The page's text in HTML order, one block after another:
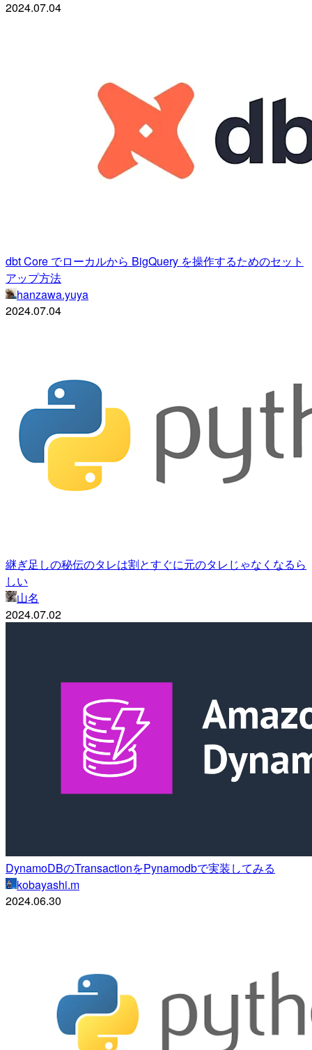
2024.07.04
dbt Core でローカルから BigQuery を操作するためのセット
アップ方法
hanzawa.yuya
2024.07.04
継ぎ足しの秘伝のタレは割とすぐに元のタレじゃなくなるら
しい
山名
2024.07.02
DynamoDBのTransactionをPynamodbで実装してみる
kobayashi.m
2024.06.30